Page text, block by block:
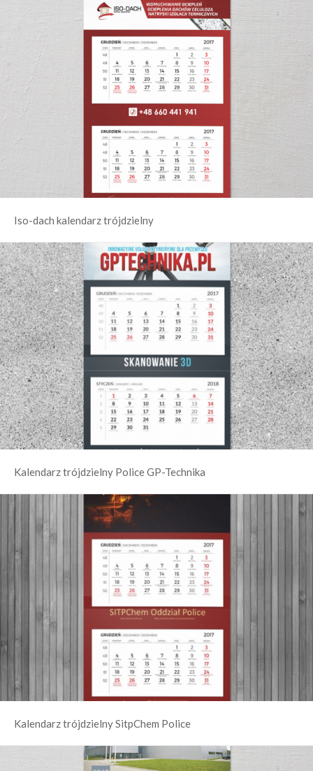
Iso-dach kalendarz trójdzielny
Kalendarz trójdzielny Police GP-Technika
Kalendarz trójdzielny SitpChem Police